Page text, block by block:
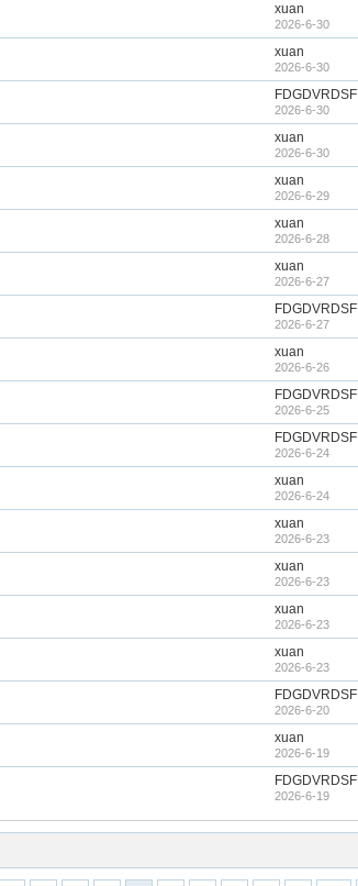
xuan
2026-6-30
xuan
2026-6-30
FDGDVRDSF
2026-6-30
xuan
2026-6-30
xuan
2026-6-29
xuan
2026-6-28
xuan
2026-6-27
FDGDVRDSF
2026-6-27
xuan
2026-6-26
FDGDVRDSF
2026-6-25
FDGDVRDSF
2026-6-24
xuan
2026-6-24
xuan
2026-6-23
xuan
2026-6-23
xuan
2026-6-23
xuan
2026-6-23
FDGDVRDSF
2026-6-20
xuan
2026-6-19
FDGDVRDSF
2026-6-19